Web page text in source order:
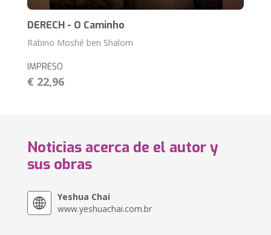
DERECH - O Caminho
Rabino Moshé ben Shalom
IMPRESO
€ 22,96
Noticias acerca de el autor y
sus obras
Yeshua Chai
www.yeshuachai.com.br